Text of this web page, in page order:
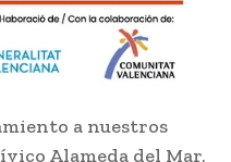
a nuestros
Alameda del Mar,